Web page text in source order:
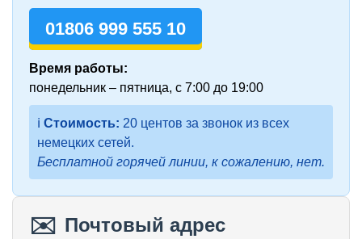
01806 999 555 10
Время работы:
понедельник – пятница, с 7:00 до 19:00
ℹ️ Стоимость: 20 центов за звонок из всех
немецких сетей.
Бесплатной горячей линии, к сожалению, нет.
✉️ Почтовый адрес